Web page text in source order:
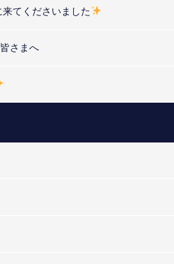
てくださいました
さまへ